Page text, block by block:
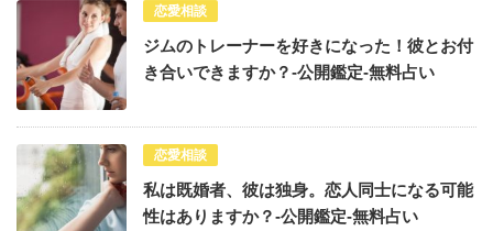
恋愛相談
ジムのトレーナーを好きになった！彼とお付
き合いできますか？-公開鑑定-無料占い
恋愛相談
私は既婚者、彼は独身。恋人同士になる可能
性はありますか？-公開鑑定-無料占い